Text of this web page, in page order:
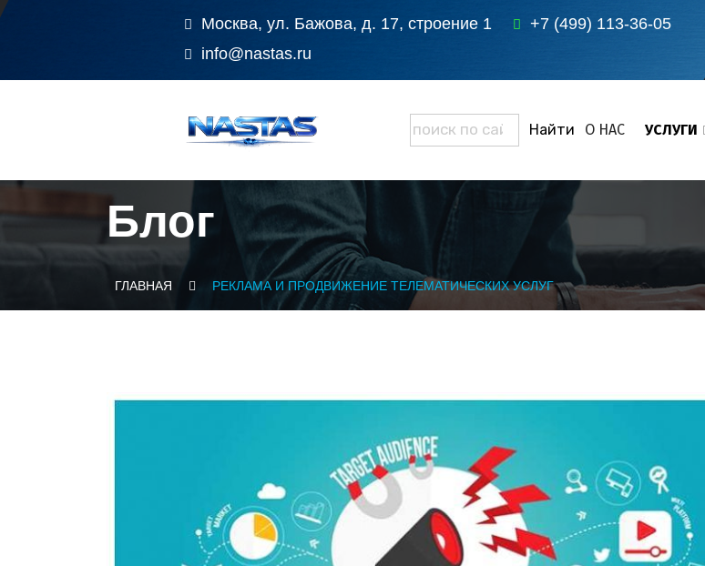
Москва, ул. Бажова, д. 17, строение 1
+7 (499) 113-36-05
info@nastas.ru
О НАС УСЛУГИ
Блог
ГЛАВНАЯ РЕКЛАМА И ПРОДВИЖЕНИЕ ТЕЛЕМАТИЧЕСКИХ УСЛУГ